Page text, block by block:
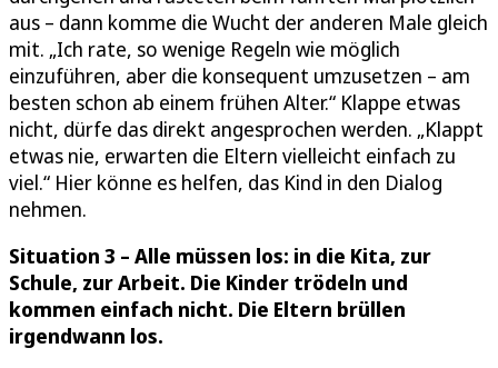
aus – dann komme die Wucht der anderen Male gleich
mit. „Ich rate, so wenige Regeln wie möglich
einzuführen, aber die konsequent umzusetzen – am
besten schon ab einem frühen Alter.“ Klappe etwas
nicht, dürfe das direkt angesprochen werden. „Klappt
etwas nie, erwarten die Eltern vielleicht einfach zu
viel.“ Hier könne es helfen, das Kind in den Dialog
nehmen.
Situation 3 – Alle müssen los: in die Kita, zur
Schule, zur Arbeit. Die Kinder trödeln und
kommen einfach nicht. Die Eltern brüllen
irgendwann los.